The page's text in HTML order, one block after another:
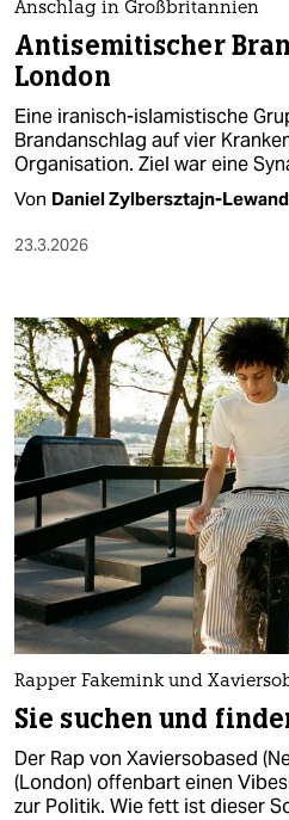
Anschlag in Großbritannien
Antisemitischer
London
Eine iranisch-islamistische
Brandanschlag auf vier
Organisation. Ziel war eine
Von Daniel Zylbersztajn-
23.3.2026
Rapper Fakemink und
Sie suchen und
Der Rap von Xaviersobased
(London) offenbart einen
zur Politik. Wie fett ist dieser